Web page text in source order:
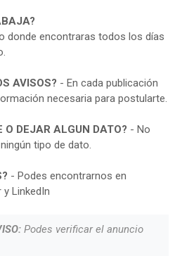
donde encontraras todos los días
AVISOS? - En cada publicación
necesaria para postularte.
O DEJAR ALGUN DATO? - No
tipo de dato.
- Podes encontrarnos en
LinkedIn
Podes verificar el anuncio